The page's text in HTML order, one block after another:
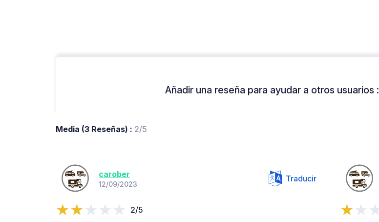
Añadir una reseña para ayudar a otros usuarios :
Media (3 Reseñas) : 2/5
carober
12/09/2023
Traducir
2/5